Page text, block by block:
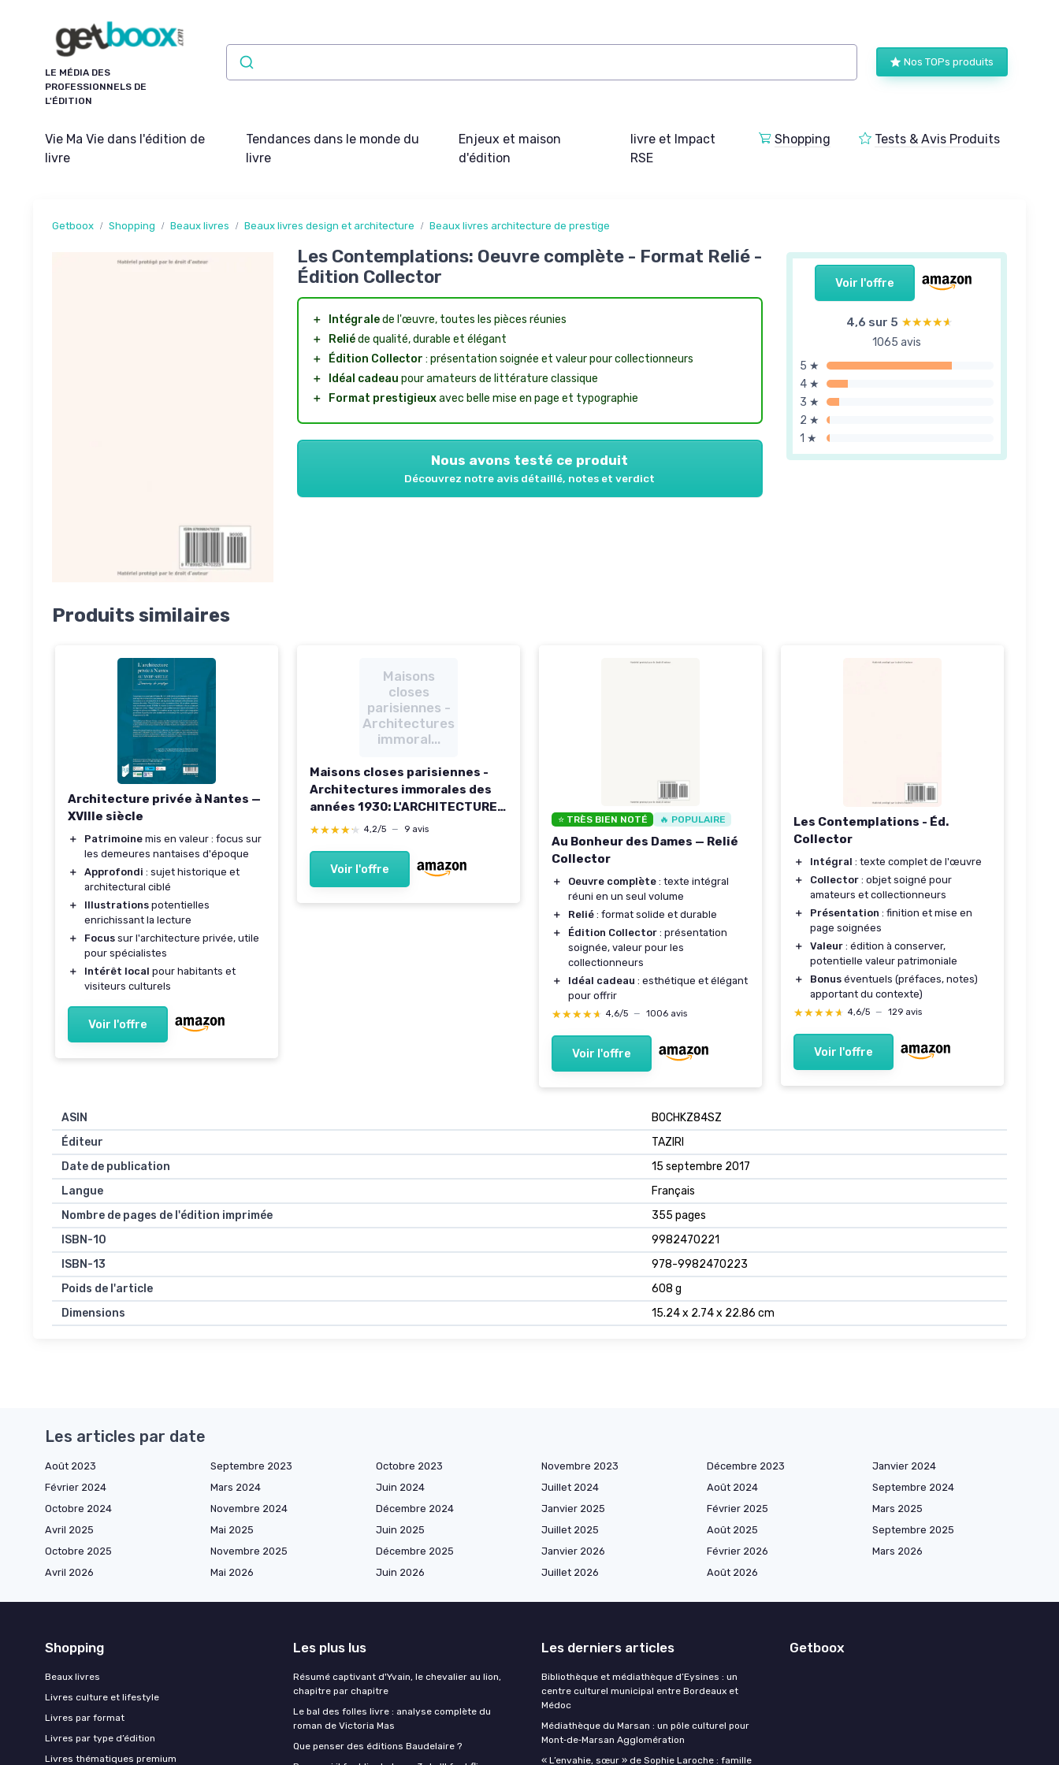
LE MÉDIA DES
PROFESSIONNELS DE
L'ÉDITION
Nos TOPs produits
Vie Ma Vie dans l'édition de
livre
Tendances dans le monde du
livre
Enjeux et maison
d'édition
livre et Impact
RSE
Shopping Tests & Avis Produits
Getboox Shopping Beaux livres Beaux livres design et architecture Beaux livres architecture de prestige
Voir l'offre
4,6 sur 5 ★★★★★
★★★★★
1065 avis
5 ★
4 ★
3 ★
2 ★
1 ★
Les Contemplations: Oeuvre complète - Format Relié -
Édition Collector
＋ Intégralede l'œuvre, toutes les pièces réunies
＋
Reliéde qualité, durable et élégant
＋
Édition Collector : présentation soignée et valeur pour collectionneurs
＋
Idéal cadeau pour amateurs de littérature classique
＋
Format prestigieuxavec belle mise en page et typographie
Nous avons testé ce produit
Découvrez notre avis détaillé, notes et verdict
Produits similaires
Architecture privée à Nantes —
XVIIIe siècle
＋ Patrimoine mis en valeur : focus sur
les demeures nantaises d'époque
＋
Approfondi : sujet historique et
architectural ciblé
＋
Illustrations potentielles
enrichissant la lecture
＋
Focus sur l'architecture privée, utile
pour spécialistes
＋
Intérêt local pour habitants et
visiteurs culturels
Voir l'offre
Maisons
closes
parisiennes -
Architectures
immoral...
Maisons closes parisiennes -
Architectures immorales des
années 1930: L'ARCHITECTURE
IMMORALE DES ANNEES 1930
★★★★★
★★★★★ 4,2/5 — 9 avis
Voir l'offre
⭐ TRÈS BIEN NOTÉ 🔥 POPULAIRE
Au Bonheur des Dames — Relié
Collector
＋ Oeuvre complète : texte intégral
réuni en un seul volume
＋
Relié : format solide et durable
＋
Édition Collector : présentation
soignée, valeur pour les
collectionneurs
＋
Idéal cadeau : esthétique et élégant
pour offrir
★★★★★
★★★★★ 4,6/5 — 1006 avis
Voir l'offre
Les Contemplations - Éd.
Collector
＋ Intégral : texte complet de l'œuvre
＋
Collector : objet soigné pour
amateurs et collectionneurs
＋
Présentation : finition et mise en
page soignées
＋
Valeur : édition à conserver,
potentielle valeur patrimoniale
＋
Bonus éventuels (préfaces, notes)
apportant du contexte)
★★★★★
★★★★★ 4,6/5 — 129 avis
Voir l'offre
ASIN
B0CHKZ84SZ
Éditeur
TAZIRI
Date de publication
15 septembre 2017
Langue
Français
Nombre de pages de l'édition imprimée
355 pages
ISBN-10
9982470221
ISBN-13
978-9982470223
Poids de l'article
608 g
Dimensions
15.24 x 2.74 x 22.86 cm
Les articles par date
Août 2023 Septembre 2023 Octobre 2023 Novembre 2023 Décembre 2023
Janvier 2024
Février 2024
Mars 2024 Juin 2024 Juillet 2024 Août 2024
Septembre 2024
Octobre 2024
Novembre 2024 Décembre 2024 Janvier 2025 Février 2025
Mars 2025
Avril 2025
Mai 2025 Juin 2025 Juillet 2025 Août 2025
Septembre 2025
Octobre 2025
Novembre 2025 Décembre 2025 Janvier 2026 Février 2026
Mars 2026
Avril 2026
Mai 2026 Juin 2026 Juillet 2026 Août 2026
Shopping
Beaux livres
Livres culture et lifestyle
Livres par format
Livres par type d’édition
Livres thématiques premium
Les plus lus
Résumé captivant d'Yvain, le chevalier au lion,
chapitre par chapitre
Le bal des folles livre : analyse complète du
roman de Victoria Mas
Que penser des éditions Baudelaire ?
Les derniers articles
Bibliothèque et médiathèque d’Eysines : un
centre culturel municipal entre Bordeaux et
Médoc
Médiathèque du Marsan : un pôle culturel pour
Mont‑de‑Marsan Agglomération
« L’envahie, sœur » de Sophie Laroche : famille
Getboox